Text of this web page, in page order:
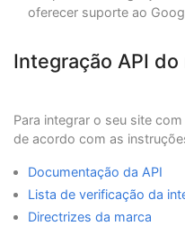
"cookie":
}
oferecer suporte ao
Integração API
Para integrar o seu site
de acordo com as
Documentação da API
Lista de verificação da
Directrizes da marca